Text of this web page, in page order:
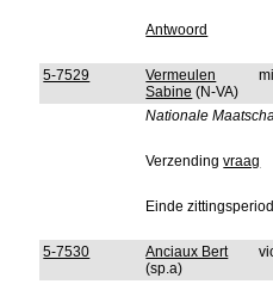
Antwoord
5-7529
Vermeulen
Sabine (N-VA)
Nationale
Verzendingvraag
Einde
5-7530
Anciaux Bert
(sp.a)